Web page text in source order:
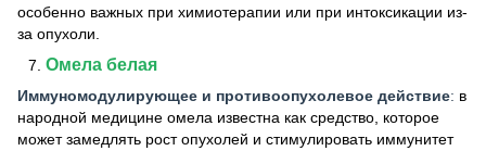
особенно важных при химиотерапии или при интоксикации из-
за опухоли.
Омела белая
Иммуномодулирующее и противоопухолевое действие: в
народной медицине омела известна как средство, которое
может замедлять рост опухолей и стимулировать иммунитет